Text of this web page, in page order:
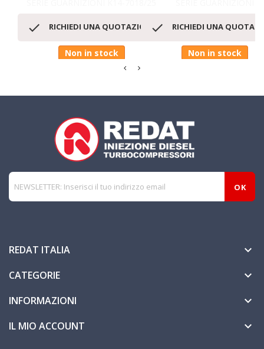
 RICHIEDI UNA QUOTAZIONE
Non in stock
 RICHIEDI UNA
Non in stock
REDAT ITALIA 
CATEGORIE 
INFORMAZIONI 
IL MIO ACCOUNT 